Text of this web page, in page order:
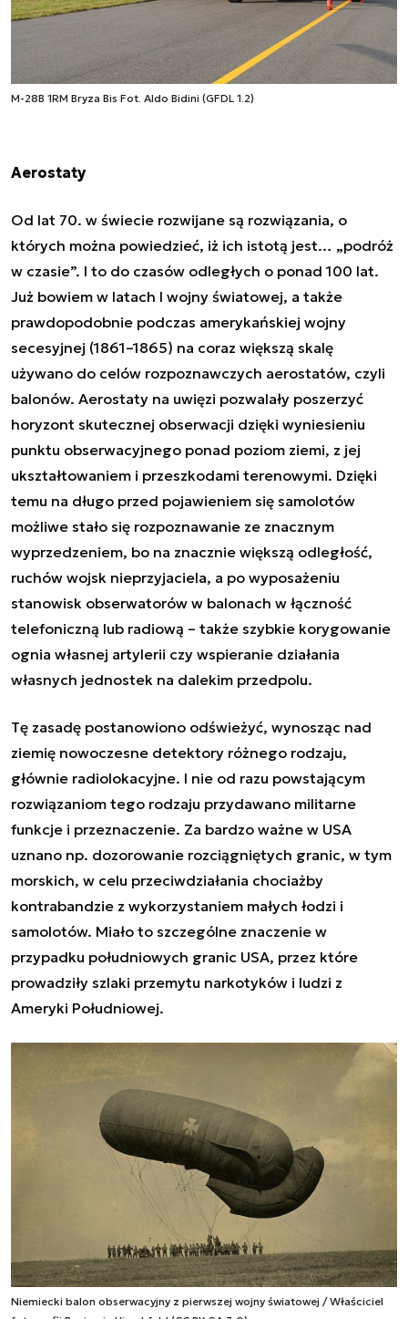
M-28B 1RM Bryza Bis Fot. Aldo Bidini (GFDL 1.2)
Aerostaty
Od lat 70. w świecie rozwijane są rozwiązania, o
których można powiedzieć, iż ich istotą jest… „podróż
w czasie”. I to do czasów odległych o ponad 100 lat.
Już bowiem w latach I wojny światowej, a także
prawdopodobnie podczas amerykańskiej wojny
secesyjnej (1861–1865) na coraz większą skalę
używano do celów rozpoznawczych aerostatów, czyli
balonów. Aerostaty na uwięzi pozwalały poszerzyć
horyzont skutecznej obserwacji dzięki wyniesieniu
punktu obserwacyjnego ponad poziom ziemi, z jej
ukształtowaniem i przeszkodami terenowymi. Dzięki
temu na długo przed pojawieniem się samolotów
możliwe stało się rozpoznawanie ze znacznym
wyprzedzeniem, bo na znacznie większą odległość,
ruchów wojsk nieprzyjaciela, a po wyposażeniu
stanowisk obserwatorów w balonach w łączność
telefoniczną lub radiową – także szybkie korygowanie
ognia własnej artylerii czy wspieranie działania
własnych jednostek na dalekim przedpolu.
Tę zasadę postanowiono odświeżyć, wynosząc nad
ziemię nowoczesne detektory różnego rodzaju,
głównie radiolokacyjne. I nie od razu powstającym
rozwiązaniom tego rodzaju przydawano militarne
funkcje i przeznaczenie. Za bardzo ważne w USA
uznano np. dozorowanie rozciągniętych granic, w tym
morskich, w celu przeciwdziałania chociażby
kontrabandzie z wykorzystaniem małych łodzi i
samolotów. Miało to szczególne znaczenie w
przypadku południowych granic USA, przez które
prowadziły szlaki przemytu narkotyków i ludzi z
Ameryki Południowej.
Niemiecki balon obserwacyjny z pierwszej wojny światowej / Właściciel